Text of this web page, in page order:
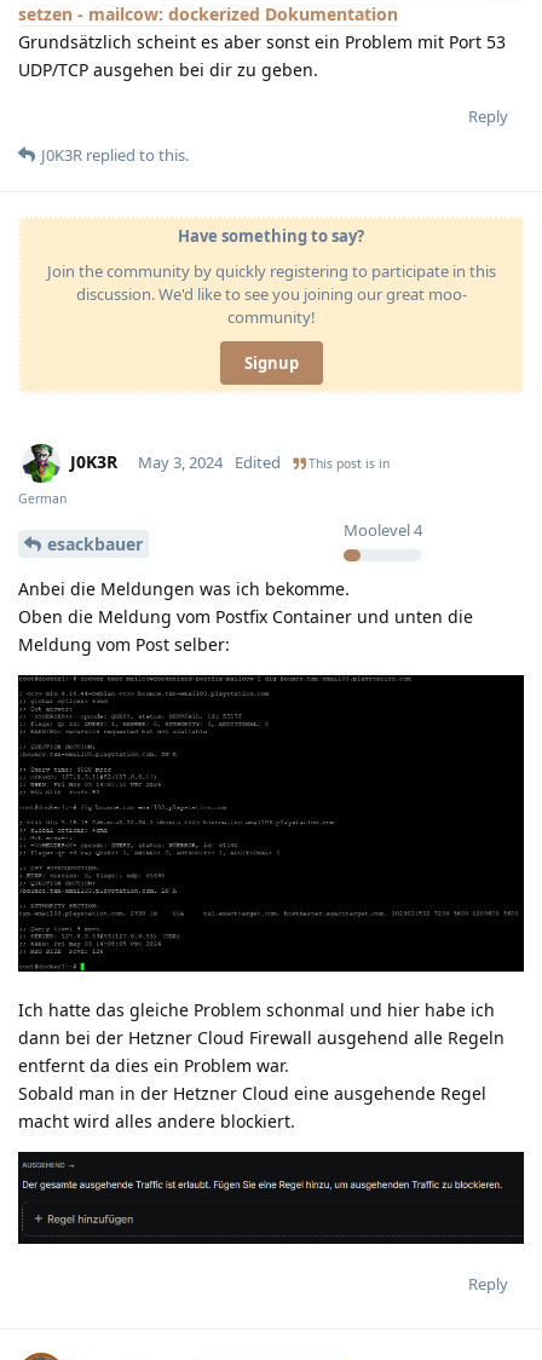
setzen - mailcow: dockerized Dokumentation
Grundsätzlich scheint es aber sonst ein Problem mit Port 53
UDP/TCP ausgehen bei dir zu geben.
Reply
J0K3R replied to this.
Have something to say?
Join the community by quickly registering to participate in this
discussion. We'd like to see you joining our great moo-
community!
Signup
J0K3R
Moolevel4
May 3, 2024 Edited This post is in
German
esackbauer
Anbei die Meldungen was ich bekomme.
Oben die Meldung vom Postfix Container und unten die
Meldung vom Post selber:
Ich hatte das gleiche Problem schonmal und hier habe ich
dann bei der Hetzner Cloud Firewall ausgehend alle Regeln
entfernt da dies ein Problem war.
Sobald man in der Hetzner Cloud eine ausgehende Regel
macht wird alles andere blockiert.
Reply